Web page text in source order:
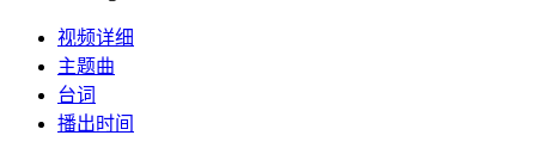
视频详细
主题曲
台词
播出时间